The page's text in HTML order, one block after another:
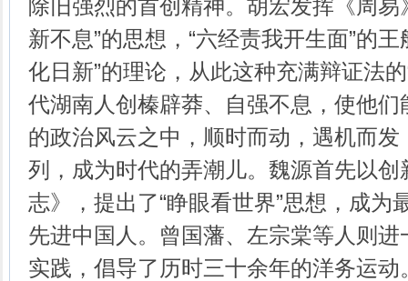
除旧强烈的首创精神。胡宏发挥《周易
新不息”的思想，“六经责我开生面”的
化日新”的理论，从此这种充满辩证法
代湖南人创榛辟莽、自强不息，使他
的政治风云之中，顺时而动，遇机而
列，成为时代的弄潮儿。魏源首先以
志》，提出了“睁眼看世界”思想，成为
先进中国人。曾国藩、左宗棠等人则
实践，倡导了历时三十余年的洋务运